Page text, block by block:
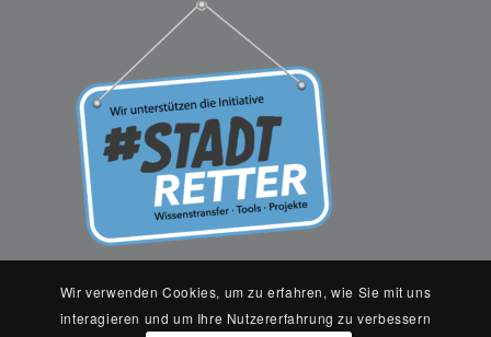
Wir verwenden Cookies, um zu erfahren, wie Sie mit uns
interagieren und um Ihre Nutzererfahrung zu verbessern